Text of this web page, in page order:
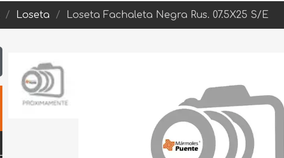
Loseta Loseta Fachaleta Negra Rus. 07.5X25 S/E